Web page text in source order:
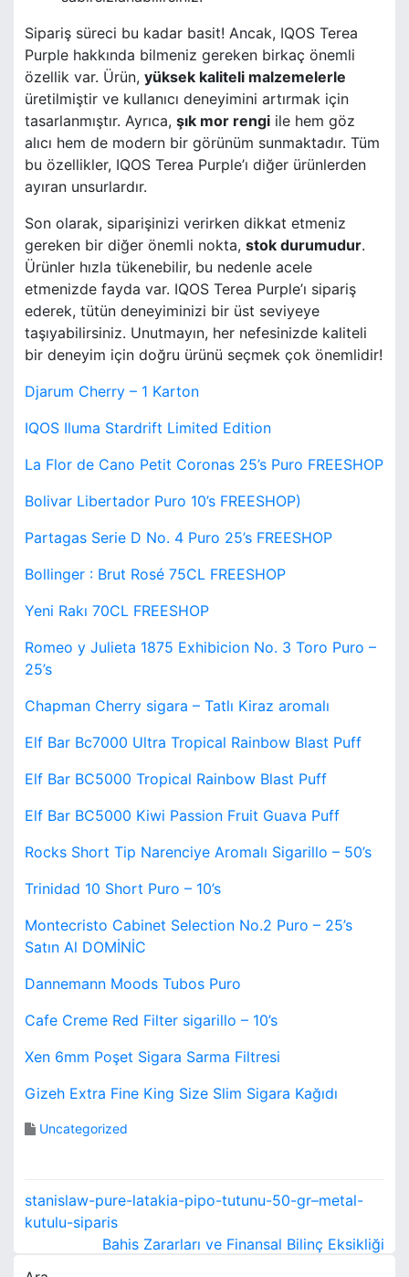
Sipariş süreci bu kadar basit! Ancak, IQOS Terea
Purple hakkında bilmeniz gereken birkaç önemli
özellik var. Ürün, yüksek kaliteli malzemelerle
üretilmiştir ve kullanıcı deneyimini artırmak için
tasarlanmıştır. Ayrıca, şık mor rengi ile hem göz
alıcı hem de modern bir görünüm sunmaktadır. Tüm
bu özellikler, IQOS Terea Purple’ı diğer ürünlerden
ayıran unsurlardır.
Son olarak, siparişinizi verirken dikkat etmeniz
gereken bir diğer önemli nokta, stok durumudur.
Ürünler hızla tükenebilir, bu nedenle acele
etmenizde fayda var. IQOS Terea Purple’ı sipariş
ederek, tütün deneyiminizi bir üst seviyeye
taşıyabilirsiniz. Unutmayın, her nefesinizde kaliteli
bir deneyim için doğru ürünü seçmek çok önemlidir!
Djarum Cherry – 1 Karton
IQOS Iluma Stardrift Limited Edition
La Flor de Cano Petit Coronas 25’s Puro FREESHOP
Bolivar Libertador Puro 10’s FREESHOP)
Partagas Serie D No. 4 Puro 25’s FREESHOP
Bollinger : Brut Rosé 75CL FREESHOP
Yeni Rakı 70CL FREESHOP
Romeo y Julieta 1875 Exhibicion No. 3 Toro Puro –
25’s
Chapman Cherry sigara – Tatlı Kiraz aromalı
Elf Bar Bc7000 Ultra Tropical Rainbow Blast Puff
Elf Bar BC5000 Tropical Rainbow Blast Puff
Elf Bar BC5000 Kiwi Passion Fruit Guava Puff
Rocks Short Tip Narenciye Aromalı Sigarillo – 50’s
Trinidad 10 Short Puro – 10’s
Montecristo Cabinet Selection No.2 Puro – 25’s
Satın Al DOMİNİC
Dannemann Moods Tubos Puro
Cafe Creme Red Filter sigarillo – 10’s
Xen 6mm Poşet Sigara Sarma Filtresi
Gizeh Extra Fine King Size Slim Sigara Kağıdı
Uncategorized
Y
a
z
stanislaw-pure-latakia-pipo-tutunu-50-gr–metal-
kutulu-siparis
Bahis Zararları ve Finansal Bilinç Eksikliği